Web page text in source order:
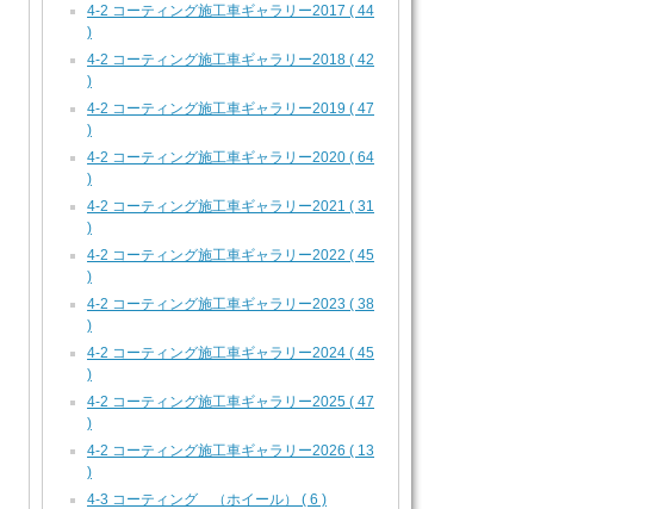
4-2 コーティング施工車ギャラリー2017 ( 44
)
4-2 コーティング施工車ギャラリー2018 ( 42
)
4-2 コーティング施工車ギャラリー2019 ( 47
)
4-2 コーティング施工車ギャラリー2020 ( 64
)
4-2 コーティング施工車ギャラリー2021 ( 31
)
4-2 コーティング施工車ギャラリー2022 ( 45
)
4-2 コーティング施工車ギャラリー2023 ( 38
)
4-2 コーティング施工車ギャラリー2024 ( 45
)
4-2 コーティング施工車ギャラリー2025 ( 47
)
4-2 コーティング施工車ギャラリー2026 ( 13
)
4-3 コーティング （ホイール） ( 6 )